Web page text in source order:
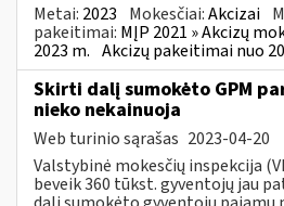
Metai: 2023 Mokesčiai:Akcizai
pakeitimai: MĮP 2021 » Akcizų
2023 m. Akcizų pakeitimai nuo
Skirti dalį sumokėto GPM
nieko nekainuoja
Web turinio sąrašas 2023-04-20
Valstybinė mokesčių inspekcija
beveik 360 tūkst. gyventojų jau